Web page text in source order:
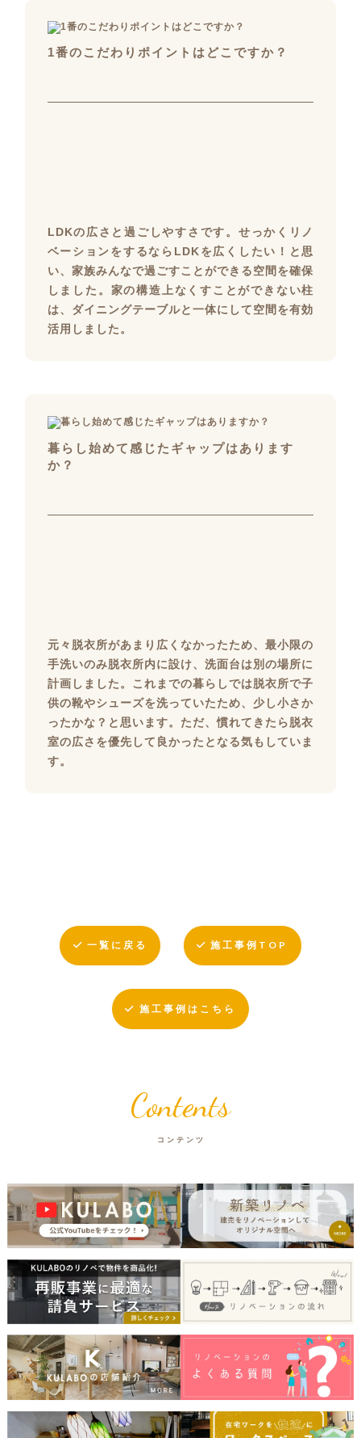
1番のこだわりポイントはどこですか？
LDKの広さと過ごしやすさです。せっかくリノ
ベーションをするならLDKを広くしたい！と思
い、家族みんなで過ごすことができる空間を確保
しました。家の構造上なくすことができない柱
は、ダイニングテーブルと一体にして空間を有効
活用しました。
暮らし始めて感じたギャップはあります
か？
元々脱衣所があまり広くなかったため、最小限の
手洗いのみ脱衣所内に設け、洗面台は別の場所に
計画しました。これまでの暮らしでは脱衣所で子
供の靴やシューズを洗っていたため、少し小さか
ったかな？と思います。ただ、慣れてきたら脱衣
室の広さを優先して良かったとなる気もしていま
す。
一覧に戻る 施工事例TOP
施工事例はこちら
Contents
コンテンツ